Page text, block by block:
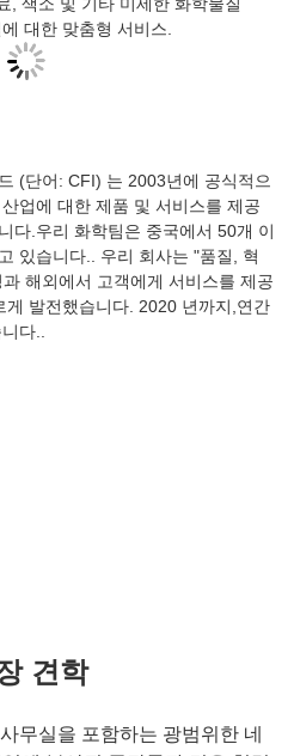
대한 맞춤형 서비스.
(단어: CFI) 는 2003년에 공식적으
업에 대한 제품 및 서비스를 제공
다.우리 화학팀은 중국에서 50개 이
있습니다.. 우리 회사는 "품질, 혁
해외에서 고객에게 서비스를 제공
발전했습니다. 2020 년까지,연간
다..
견학
무실을 포함하는 광범위한 네